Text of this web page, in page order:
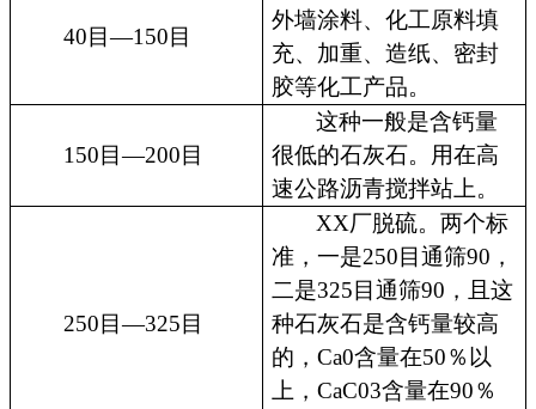
40目—150目
外墙涂料、化工原料填
充、加重、造纸、密封
胶等化工产品。
150目—200目
这种一般是含钙量
很低的石灰石。用在高
速公路沥青搅拌站上。
250目—325目
XX厂脱硫。两个标
准，一是250目通筛90，
二是325目通筛90，且这
种石灰石是含钙量较高
的，Ca0含量在50％以
上，CaC03含量在90％